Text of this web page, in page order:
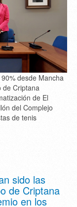
desde Mancha
de Criptana
de El
del Complejo
de tenis
sido las
de Criptana
en los